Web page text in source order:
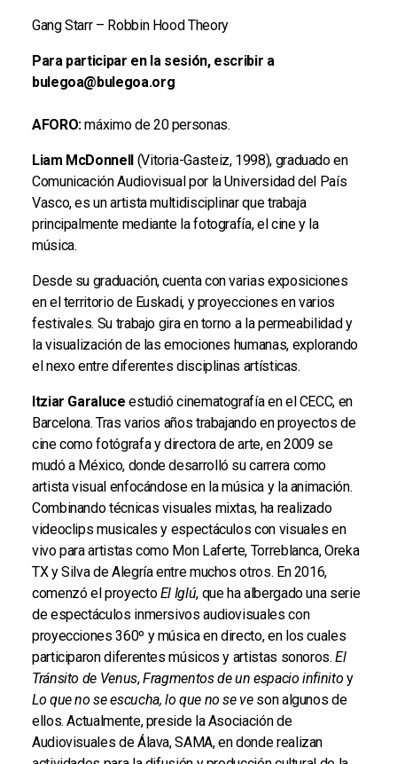
Gang Starr – Robbin Hood Theory
Para participar en la sesión, escribir a
bulegoa@bulegoa.org
AFORO:máximo de 20 personas.
Liam McDonnell
(Vitoria-Gasteiz, 1998), graduado en
Comunicación Audiovisual por la Universidad del País
Vasco, es un artista multidisciplinar que trabaja
principalmente mediante la fotografía, el cine y la
música.
Desde su graduación, cuenta con varias exposiciones
en el territorio de Euskadi, y proyecciones en varios
festivales. Su trabajo gira en torno a la permeabilidad y
la visualización de las emociones humanas, explorando
el nexo entre diferentes disciplinas artísticas.
Itziar Garaluce estudió cinematografía en el CECC, en
Barcelona. Tras varios años trabajando en proyectos de
cine como fotógrafa y directora de arte, en 2009 se
mudó a México, donde desarrolló su carrera como
artista visual enfocándose en la música y la animación.
Combinando técnicas visuales mixtas, ha realizado
videoclips musicales y espectáculos con visuales en
vivo para artistas como Mon Laferte, Torreblanca, Oreka
TX y Silva de Alegría entre muchos otros. En 2016,
comenzó el proyectoEl Iglú, que ha albergado una serie
de espectáculos inmersivos audiovisuales con
proyecciones 360º y música en directo, en los cuales
participaron diferentes músicos y artistas sonoros.El
Tránsito de Venus,Fragmentos de un espacio infinito y
Lo que no se escucha, lo que no se ve son algunos de
ellos. Actualmente, preside la Asociación de
Audiovisuales de Álava, SAMA, en donde realizan